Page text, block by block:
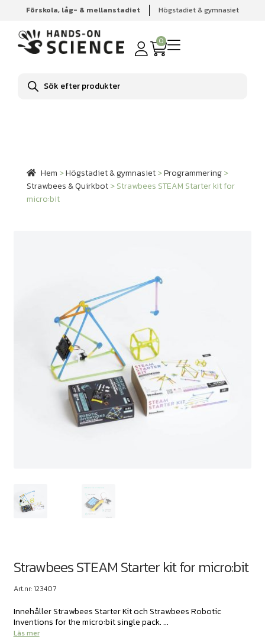
Förskola, låg- & mellanstadiet Högstadiet & gymnasiet
0
Produktsökning
Hem Högstadiet & gymnasiet
Programmering
Strawbees & Quirkbot
micro:bit
Hem >Högstadiet & gymnasiet>Programmering>
Strawbees & Quirkbot>Strawbees STEAM Starter kit for
micro:bit
Strawbees STEAM Starter kit for micro:bit
Art.nr: 123407
Innehåller Strawbees Starter Kit och Strawbees Robotic
Inventions for the micro:bit single pack. ...
Läs mer